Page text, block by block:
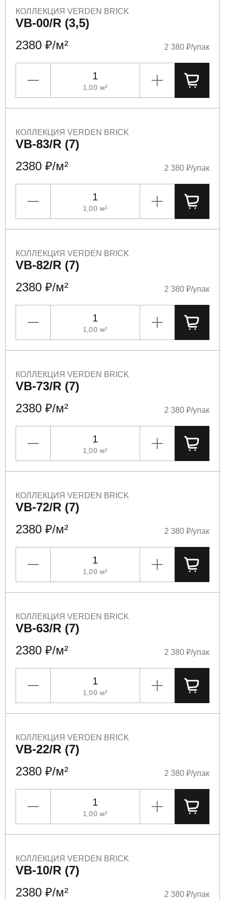
КОЛЛЕКЦИЯ VERDEN BRICK
VB-00/R (3,5)
2380 ₽/м²
2 380 ₽/упак
УМЕНЬШИТЬ
1,00 м²
КОЛЛЕКЦИЯ VERDEN BRICK
VB-83/R (7)
2380 ₽/м²
2 380 ₽/упак
УМЕНЬШИТЬ
1,00 м²
КОЛЛЕКЦИЯ VERDEN BRICK
VB-82/R (7)
2380 ₽/м²
2 380 ₽/упак
УМЕНЬШИТЬ
1,00 м²
КОЛЛЕКЦИЯ VERDEN BRICK
VB-73/R (7)
2380 ₽/м²
2 380 ₽/упак
УМЕНЬШИТЬ
1,00 м²
КОЛЛЕКЦИЯ VERDEN BRICK
VB-72/R (7)
2380 ₽/м²
2 380 ₽/упак
УМЕНЬШИТЬ
1,00 м²
КОЛЛЕКЦИЯ VERDEN BRICK
VB-63/R (7)
2380 ₽/м²
2 380 ₽/упак
УМЕНЬШИТЬ
1,00 м²
КОЛЛЕКЦИЯ VERDEN BRICK
VB-22/R (7)
2380 ₽/м²
2 380 ₽/упак
УМЕНЬШИТЬ
1,00 м²
КОЛЛЕКЦИЯ VERDEN BRICK
VB-10/R (7)
2380 ₽/м²
2 380 ₽/упак